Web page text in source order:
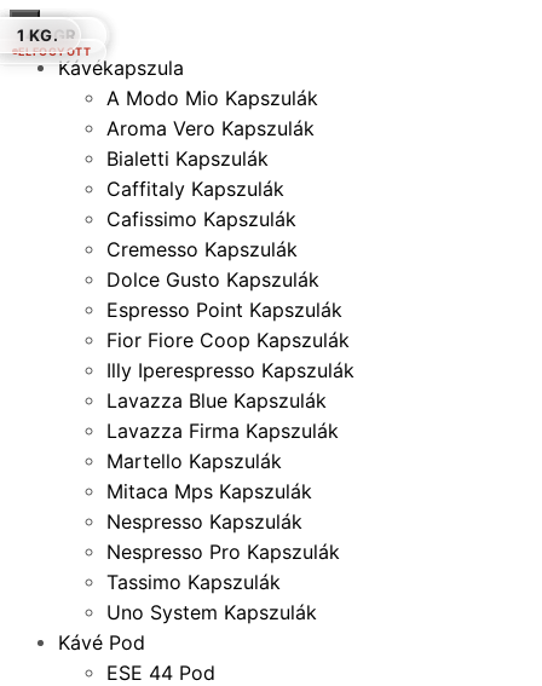
×
Kávékapszula
A Modo Mio Kapszulák
Aroma Vero Kapszulák
Bialetti Kapszulák
Caffitaly Kapszulák
Cafissimo Kapszulák
Cremesso Kapszulák
Dolce Gusto Kapszulák
Espresso Point Kapszulák
Fior Fiore Coop Kapszulák
Illy Iperespresso Kapszulák
Lavazza Blue Kapszulák
Lavazza Firma Kapszulák
Martello Kapszulák
Mitaca Mps Kapszulák
Nespresso Kapszulák
Nespresso Pro Kapszulák
Tassimo Kapszulák
Uno System Kapszulák
Kávé Pod
ESE 44 Pod
340 GR.
1 KG.
1 KG.
290 GR.
140 GR.
140 GR.
ELFOGYOTT
1 KG.